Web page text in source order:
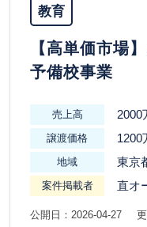
教育
【高単価市場
予備校事業
売上高 2000
譲渡価格 1200
地域 東京
案件掲載者 直オ
公開日：2026-04-27